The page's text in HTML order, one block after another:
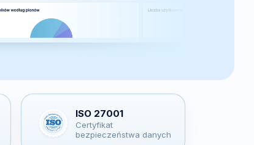
ISO 27001
Certyfikat
bezpieczeństwa danych